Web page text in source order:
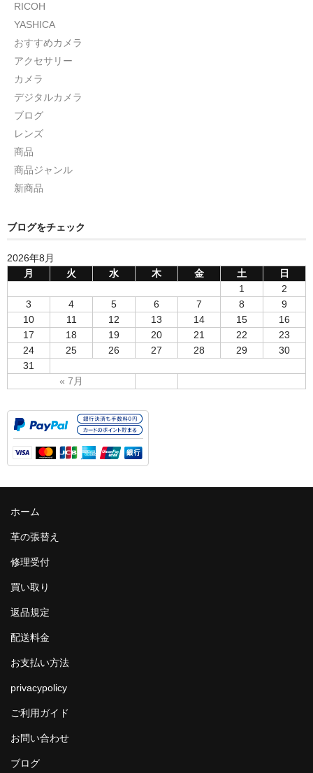
RICOH
YASHICA
おすすめカメラ
アクセサリー
カメラ
デジタルカメラ
ブログ
レンズ
商品
商品ジャンル
新商品
ブログをチェック
2026年8月
月
火 水 木 金 土 日
« 7月
1
2
3
4 5 6 7 8
9
10
11 12 13 14 15
16
17
18 19 20 21 22
23
24
25 26 27 28 29
30
31
ホーム
革の張替え
修理受付
買い取り
返品規定
配送料金
お支払い方法
privacypolicy
ご利用ガイド
お問い合わせ
ブログ